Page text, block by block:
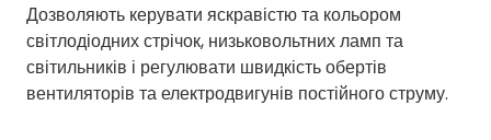
Дозволяють керувати яскравістю та кольором
світлодіодних стрічок, низьковольтних ламп та
світильників і регулювати швидкість обертів
вентиляторів та електродвигунів постійного струму.